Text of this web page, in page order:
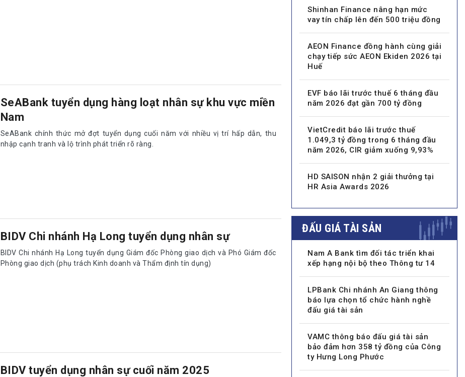
SeABank tuyển dụng hàng loạt nhân sự khu vực miền
Nam
SeABank chính thức mở đợt tuyển dụng cuối năm với nhiều vị trí hấp dẫn, thu
nhập cạnh tranh và lộ trình phát triển rõ ràng.
BIDV Chi nhánh Hạ Long tuyển dụng nhân sự
BIDV Chi nhánh Hạ Long tuyển dụng Giám đốc Phòng giao dịch và Phó Giám đốc
Phòng giao dịch (phụ trách Kinh doanh và Thẩm định tín dụng)
BIDV tuyển dụng nhân sự cuối năm 2025
Shinhan Finance nâng hạn mức
vay tín chấp lên đến 500 triệu đồng
AEON Finance đồng hành cùng giải
chạy tiếp sức AEON Ekiden 2026 tại
Huế
EVF báo lãi trước thuế 6 tháng đầu
năm 2026 đạt gần 700 tỷ đồng
VietCredit báo lãi trước thuế
1.049,3 tỷ đồng trong 6 tháng đầu
năm 2026, CIR giảm xuống 9,93%
HD SAISON nhận 2 giải thưởng tại
HR Asia Awards 2026
ĐẤU GIÁ TÀI SẢN
Nam A Bank tìm đối tác triển khai
xếp hạng nội bộ theo Thông tư 14
LPBank Chi nhánh An Giang thông
báo lựa chọn tổ chức hành nghề
đấu giá tài sản
VAMC thông báo đấu giá tài sản
bảo đảm hơn 358 tỷ đồng của Công
ty Hưng Long Phước